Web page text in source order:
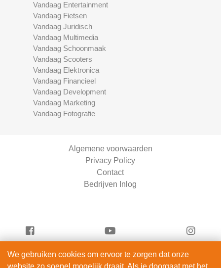
Vandaag Entertainment
Vandaag Fietsen
Vandaag Juridisch
Vandaag Multimedia
Vandaag Schoonmaak
Vandaag Scooters
Vandaag Elektronica
Vandaag Financieel
Vandaag Development
Vandaag Marketing
Vandaag Fotografie
Algemene voorwaarden
Privacy Policy
Contact
Bedrijven Inlog
Vandaag Scooters is onderdeel van
We gebruiken cookies om ervoor te zorgen dat onze
website zo soepel mogelijk draait. Als je doorgaat met het